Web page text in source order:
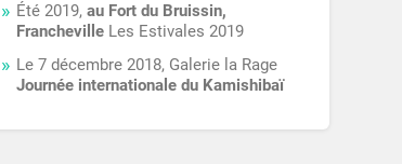
Été 2019,au Fort du Bruissin,
Francheville Les Estivales 2019
Le 7 décembre 2018, Galerie la Rage
Journée internationale du Kamishibaï